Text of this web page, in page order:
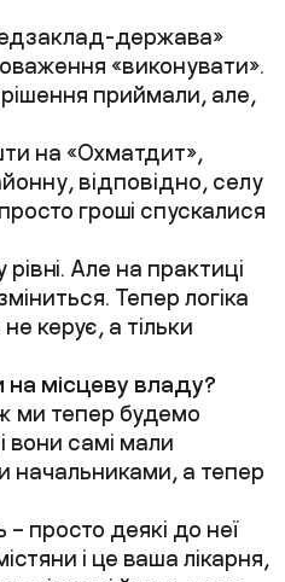
держава»
«виконувати».
рішення приймали, але,
на «Охматдит»,
відповідно, селу
гроші спускалися
Але на практиці
Тепер логіка
керує, а тільки
на місцеву владу?
ми тепер будемо
вони самі мали
начальниками, а тепер
просто деякі до неї
і це ваша лікарня,